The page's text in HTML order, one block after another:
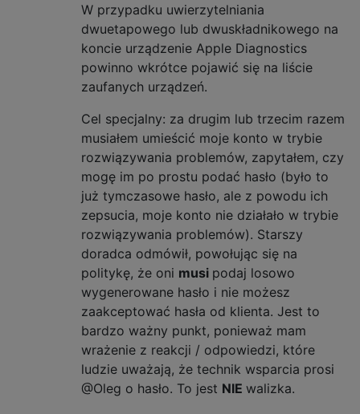
W przypadku uwierzytelniania
dwuetapowego lub dwuskładnikowego na
koncie urządzenie Apple Diagnostics
powinno wkrótce pojawić się na liście
zaufanych urządzeń.
Cel specjalny: za drugim lub trzecim razem
musiałem umieścić moje konto w trybie
rozwiązywania problemów, zapytałem, czy
mogę im po prostu podać hasło (było to
już tymczasowe hasło, ale z powodu ich
zepsucia, moje konto nie działało w trybie
rozwiązywania problemów). Starszy
doradca odmówił, powołując się na
politykę, że oni musi podaj losowo
wygenerowane hasło i nie możesz
zaakceptować hasła od klienta. Jest to
bardzo ważny punkt, ponieważ mam
wrażenie z reakcji / odpowiedzi, które
ludzie uważają, że technik wsparcia prosi
@Oleg o hasło. To jest NIE walizka.